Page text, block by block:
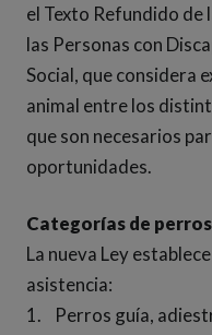
el Texto Refundido de
las Personas con
Social, que considera
animal entre los
que son necesarios
oportunidades.
Categorías de
La nueva Ley
asistencia:
1. Perros guía,